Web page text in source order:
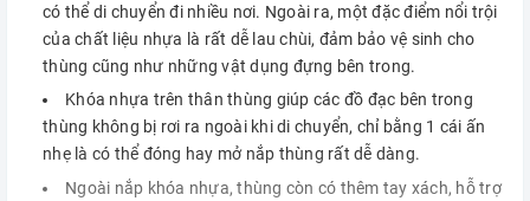
có thể di chuyển đi nhiều nơi. Ngoài ra, một đặc điểm nổi trội
của chất liệu nhựa là rất dễ lau chùi, đảm bảo vệ sinh cho
thùng cũng như những vật dụng đựng bên trong.
Khóa nhựa trên thân thùng giúp các đồ đạc bên trong
thùng không bị rơi ra ngoài khi di chuyển, chỉ bằng 1 cái ấn
nhẹ là có thể đóng hay mở nắp thùng rất dễ dàng.
Ngoài nắp khóa nhựa, thùng còn có thêm tay xách, hỗ trợ